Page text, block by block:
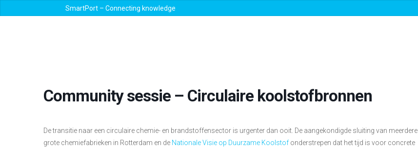
SmartPort – Connecting knowledge
Community sessie – Circulaire koolstofbronnen
De transitie naar een circulaire chemie- en brandstoffensector is urgenter dan ooit. De aangekondigde sluiting van meerdere
grote chemiefabrieken in Rotterdam en de Nationale Visie op Duurzame Koolstof onderstrepen dat het tijd is voor concrete